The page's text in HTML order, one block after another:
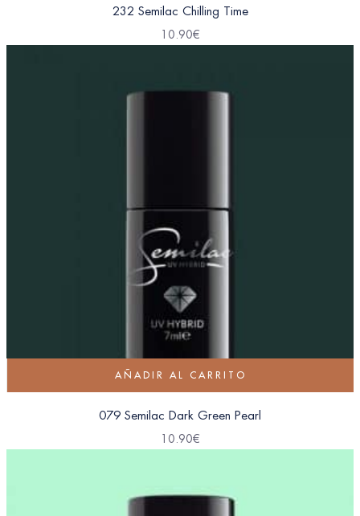
232 Semilac Chilling Time
10.90€
AÑADIR AL CARRITO
079 Semilac Dark Green Pearl
10.90€